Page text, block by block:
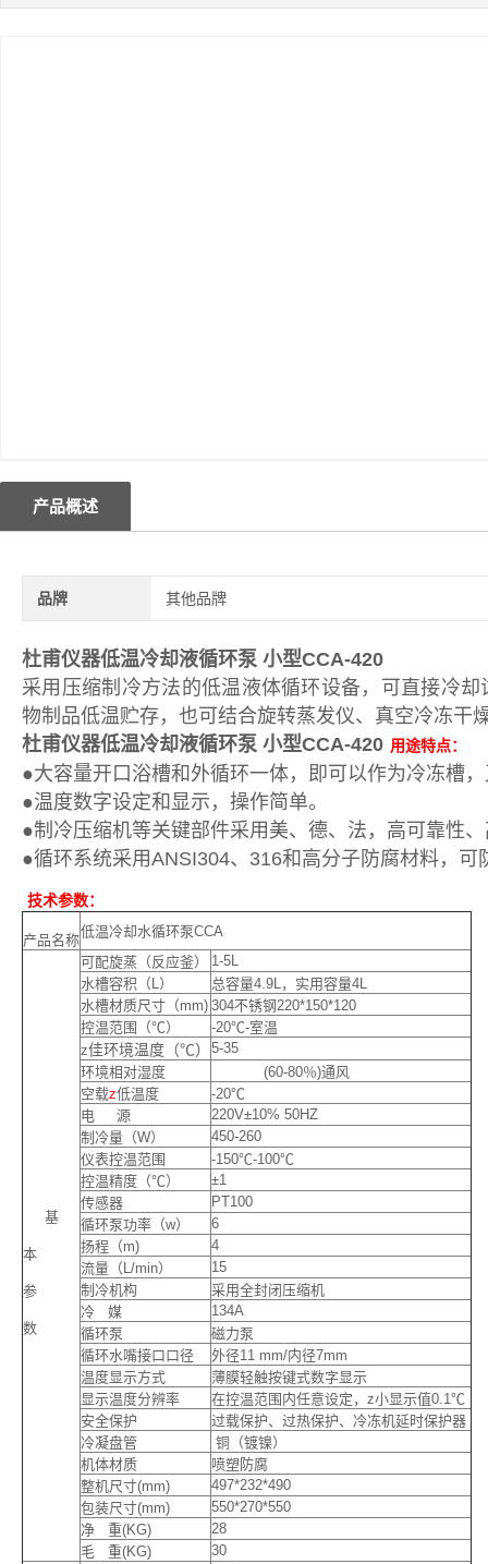
产品概述
品牌 其他品牌
杜甫仪器低温冷却液循环泵 小型CCA-420
采用压缩制冷方法的低温液体循环设备，可直接冷
物制品低温贮存，也可结合旋转蒸发仪、真空冷冻干
杜甫仪器低温冷却液循环泵 小型CCA-420 用途特点：
●大容量开口浴槽和外循环一体，即可以作为冷冻槽
●温度数字设定和显示，操作简单。
●制冷压缩机等关键部件采用美、德、法，高可靠性
●循环系统采用ANSI304、316和高分子防腐材料，
技术参数：
产品名称
低温冷却水循环泵CCA
基
本
参
数
可配旋蒸（反应釜）
1-5L
水槽容积（L）
总容量4.9L，实用容量4L
水槽材质尺寸（mm) 304不锈钢220*150*120
控温范围（℃）
-20℃-室温
z佳环境温度（℃） 5-35
环境相对湿度
(60-80％)通风
空载z低温度
-20℃
电 源
220V±10% 50HZ
制冷量（W）
450-260
仪表控温范围
-150℃-100℃
控温精度（℃）
±1
传感器
PT100
循环泵功率（w）
6
扬程（m)
4
流量（L/min）
15
制冷机构
采用全封闭压缩机
冷 媒
134A
循环泵
磁力泵
循环水嘴接口口径
外径11 mm/内径7mm
温度显示方式
薄膜轻触按键式数字显示
显示温度分辨率
在控温范围内任意设定，z小显示值0.1℃
安全保护
过载保护、过热保护、冷冻机延时保护器
冷凝盘管
铜（镀镍）
机体材质
喷塑防腐
整机尺寸(mm)
497*232*490
包装尺寸(mm)
550*270*550
净 重(KG)
28
毛 重(KG)
30